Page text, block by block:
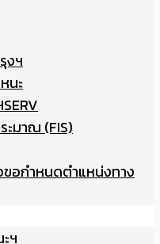
งฯ
นะ
ะมาณ (FIS)
ขอกำหนดตำแหน่งทาง
ฯ